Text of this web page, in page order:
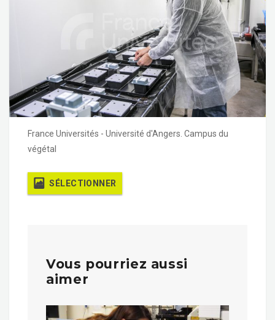
France Universités - Université d'Angers. Campus du
végétal
SÉLECTIONNER
Vous pourriez aussi
aimer